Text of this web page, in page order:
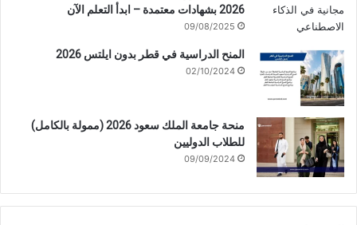
2026 بشهادات معتمدة – ابدأ التعلم الآن
09/08/2025
المنح الدراسية في قطر بدون ايلتس 2026
02/10/2024
منحة جامعة الملك سعود 2026 (ممولة بالكامل)
للطلاب الدوليين
09/09/2024